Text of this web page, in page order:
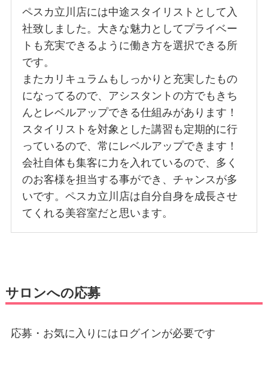
ペスカ立川店には中途スタイリストとして入
社致しました。大きな魅力としてプライベー
トも充実できるように働き方を選択できる所
です。
またカリキュラムもしっかりと充実したもの
になってるので、アシスタントの方でもきち
んとレベルアップできる仕組みがあります！
スタイリストを対象とした講習も定期的に行
っているので、常にレベルアップできます！
会社自体も集客に力を入れているので、多く
のお客様を担当する事ができ、チャンスが多
いです。ペスカ立川店は自分自身を成長させ
てくれる美容室だと思います。
サロンへの応募
応募・お気に入りにはログインが必要です